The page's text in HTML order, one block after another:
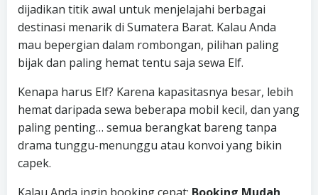
dijadikan titik awal untuk menjelajahi berbagai
destinasi menarik di Sumatera Barat. Kalau Anda
mau bepergian dalam rombongan, pilihan paling
bijak dan paling hemat tentu saja sewa Elf.
Kenapa harus Elf? Karena kapasitasnya besar, lebih
hemat daripada sewa beberapa mobil kecil, dan yang
paling penting… semua berangkat bareng tanpa
drama tunggu-menunggu atau konvoi yang bikin
capek.